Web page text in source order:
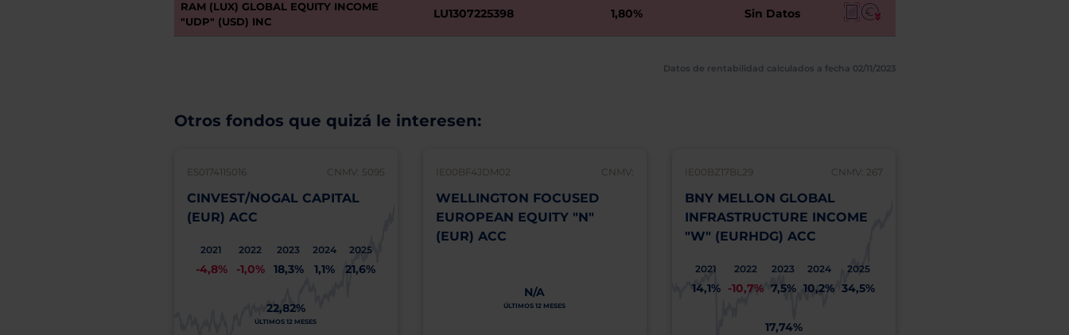
RAM (LUX) GLOBAL EQUITY INCOME
"UDP" (USD) INC
LU1307225398 1,80% Sin Datos
Datos de rentabilidad calculados a fecha 02/11/2023
Otros fondos que quizá le interesen:
ES0174115016 CNMV: 5095
CINVEST/NOGAL CAPITAL
(EUR) ACC
2021
-4,8%
2022
-1,0%
2023
18,3%
2024
1,1%
2025
21,6%
22,82%
ÚLTIMOS 12 MESES
IE00BF4JDM02 CNMV:
WELLINGTON FOCUSED
EUROPEAN EQUITY "N"
(EUR) ACC
N/A
ÚLTIMOS 12 MESES
IE00BZ17BL29 CNMV: 267
BNY MELLON GLOBAL
INFRASTRUCTURE INCOME
"W" (EURHDG) ACC
2021
14,1%
2022
-10,7%
2023
7,5%
2024
10,2%
2025
34,5%
17,74%